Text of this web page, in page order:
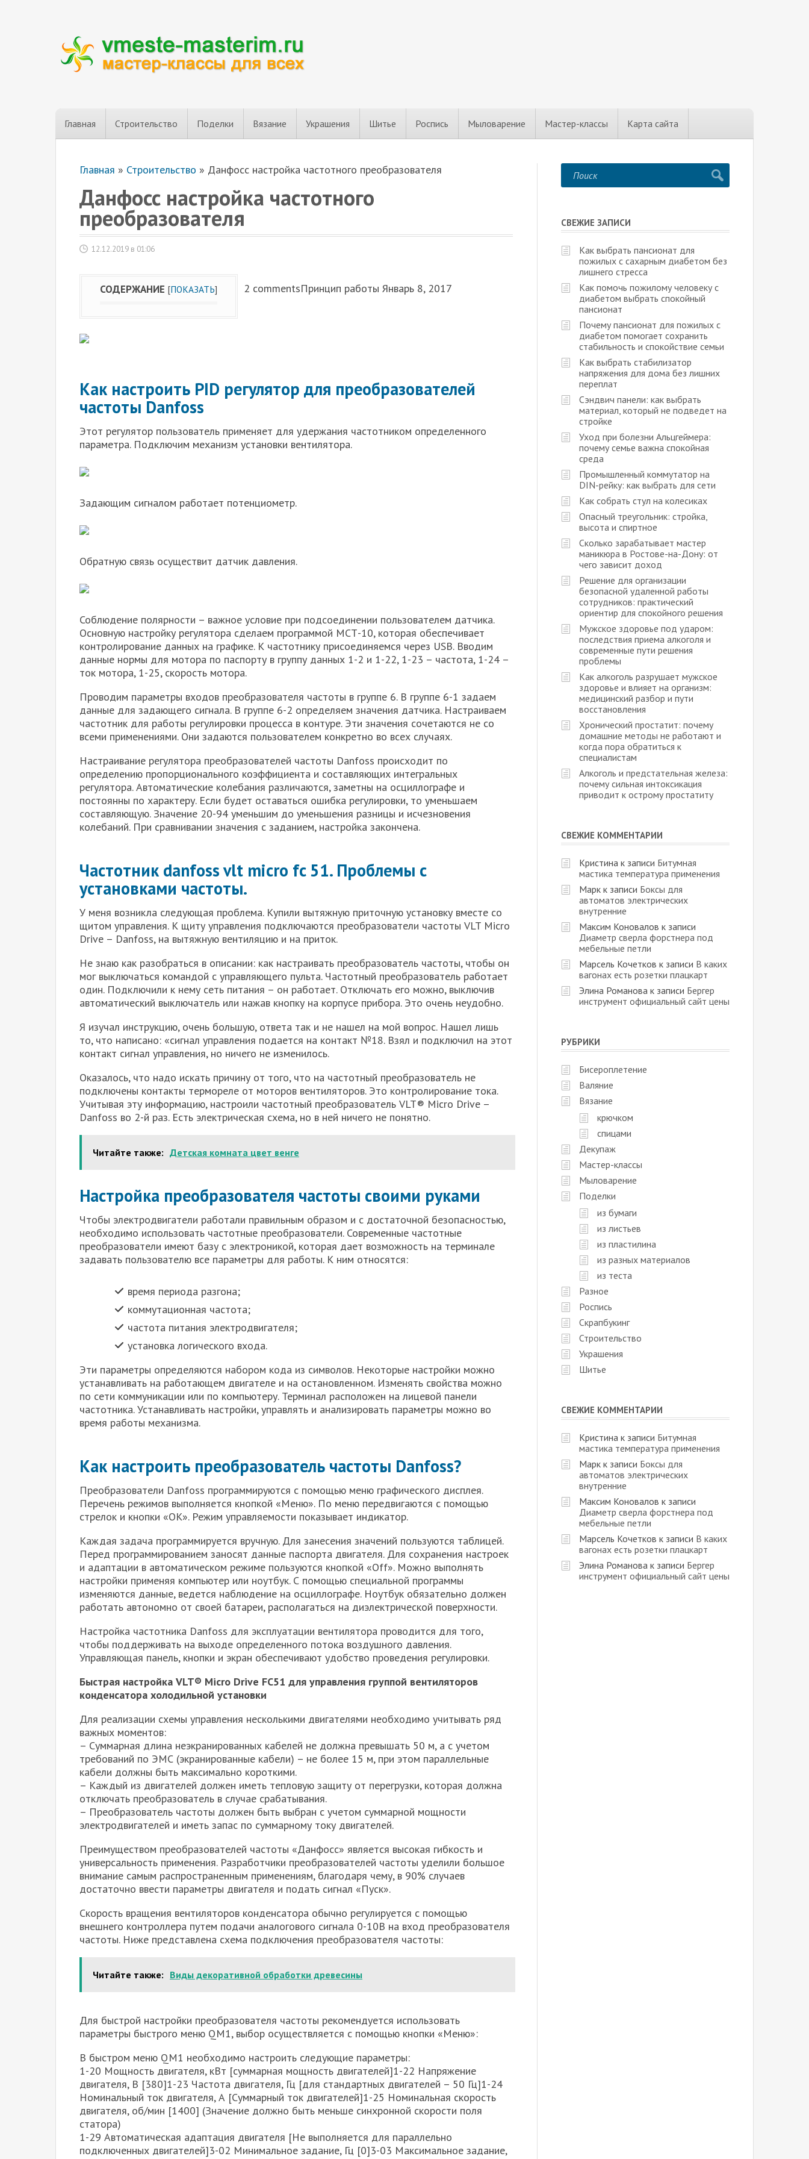
Главная Строительство Поделки Вязание Украшения Шитье Роспись Мыловарение Мастер-классы Карта сайта
Главная » Строительство » Данфосс настройка частотного преобразователя
Данфосс настройка частотного
преобразователя
12.12.2019 в 01:06
СОДЕРЖАНИЕ [ПОКАЗАТЬ] 2 commentsПринцип работы Январь 8, 2017
Как настроить PID регулятор для преобразователей
частоты Danfoss
Этот регулятор пользователь применяет для удержания частотником определенного
параметра. Подключим механизм установки вентилятора.
Задающим сигналом работает потенциометр.
Обратную связь осуществит датчик давления.
Соблюдение полярности – важное условие при подсоединении пользователем датчика.
Основную настройку регулятора сделаем программой МСТ-10, которая обеспечивает
контролирование данных на графике. К частотнику присоединяемся через USB. Вводим
данные нормы для мотора по паспорту в группу данных 1-2 и 1-22, 1-23 – частота, 1-24 –
ток мотора, 1-25, скорость мотора.
Проводим параметры входов преобразователя частоты в группе 6. В группе 6-1 задаем
данные для задающего сигнала. В группе 6-2 определяем значения датчика. Настраиваем
частотник для работы регулировки процесса в контуре. Эти значения сочетаются не со
всеми применениями. Они задаются пользователем конкретно во всех случаях.
Настраивание регулятора преобразователей частоты Danfoss происходит по
определению пропорционального коэффициента и составляющих интегральных
регулятора. Автоматические колебания различаются, заметны на осциллографе и
постоянны по характеру. Если будет оставаться ошибка регулировки, то уменьшаем
составляющую. Значение 20-94 уменьшим до уменьшения разницы и исчезновения
колебаний. При сравнивании значения с заданием, настройка закончена.
Частотник danfoss vlt micro fc 51. Проблемы с
установками частоты.
У меня возникла следующая проблема. Купили вытяжную приточную установку вместе со
щитом управления. К щиту управления подключаются преобразователи частоты VLT Micro
Drive – Danfoss, на вытяжную вентиляцию и на приток.
Не знаю как разобраться в описании: как настраивать преобразователь частоты, чтобы он
мог выключаться командой с управляющего пульта. Частотный преобразователь работает
один. Подключили к нему сеть питания – он работает. Отключать его можно, выключив
автоматический выключатель или нажав кнопку на корпусе прибора. Это очень неудобно.
Я изучал инструкцию, очень большую, ответа так и не нашел на мой вопрос. Нашел лишь
то, что написано: «сигнал управления подается на контакт №18. Взял и подключил на этот
контакт сигнал управления, но ничего не изменилось.
Оказалось, что надо искать причину от того, что на частотный преобразователь не
подключены контакты термореле от моторов вентиляторов. Это контролирование тока.
Учитывая эту информацию, настроили частотный преобразователь VLT® Micro Drive –
Danfoss во 2-й раз. Есть электрическая схема, но в ней ничего не понятно.
Читайте также: Детская комната цвет венге
Настройка преобразователя частоты своими руками
Чтобы электродвигатели работали правильным образом и с достаточной безопасностью,
необходимо использовать частотные преобразователи. Современные частотные
преобразователи имеют базу с электроникой, которая дает возможность на терминале
задавать пользователю все параметры для работы. К ним относятся:
время периода разгона;
коммутационная частота;
частота питания электродвигателя;
установка логического входа.
Эти параметры определяются набором кода из символов. Некоторые настройки можно
устанавливать на работающем двигателе и на остановленном. Изменять свойства можно
по сети коммуникации или по компьютеру. Терминал расположен на лицевой панели
частотника. Устанавливать настройки, управлять и анализировать параметры можно во
время работы механизма.
Как настроить преобразователь частоты Danfoss?
Преобразователи Danfoss программируются с помощью меню графического дисплея.
Перечень режимов выполняется кнопкой «Меню». По меню передвигаются с помощью
стрелок и кнопки «ОК». Режим управляемости показывает индикатор.
Каждая задача программируется вручную. Для занесения значений пользуются таблицей.
Перед программированием заносят данные паспорта двигателя. Для сохранения настроек
и адаптации в автоматическом режиме пользуются кнопкой «Off». Можно выполнять
настройки применяя компьютер или ноутбук. С помощью специальной программы
изменяются данные, ведется наблюдение на осциллографе. Ноутбук обязательно должен
работать автономно от своей батареи, располагаться на диэлектрической поверхности.
Настройка частотника Danfoss для эксплуатации вентилятора проводится для того,
чтобы поддерживать на выходе определенного потока воздушного давления.
Управляющая панель, кнопки и экран обеспечивают удобство проведения регулировки.
Быстрая настройка VLT® Micro Drive FC51 для управления группой вентиляторов
конденсатора холодильной установки
Для реализации схемы управления несколькими двигателями необходимо учитывать ряд
важных моментов:
– Суммарная длина неэкранированных кабелей не должна превышать 50 м, а с учетом
требований по ЭМС (экранированные кабели) – не более 15 м, при этом параллельные
кабели должны быть максимально короткими.
– Каждый из двигателей должен иметь тепловую защиту от перегрузки, которая должна
отключать преобразователь в случае срабатывания.
– Преобразователь частоты должен быть выбран с учетом суммарной мощности
электродвигателей и иметь запас по суммарному току двигателей.
Преимуществом преобразователей частоты «Данфосс» является высокая гибкость и
универсальность применения. Разработчики преобразователей частоты уделили большое
внимание самым распространенным применениям, благодаря чему, в 90% случаев
достаточно ввести параметры двигателя и подать сигнал «Пуск».
Скорость вращения вентиляторов конденсатора обычно регулируется с помощью
внешнего контроллера путем подачи аналогового сигнала 0-10В на вход преобразователя
частоты. Ниже представлена схема подключения преобразователя частоты:
Читайте также: Виды декоративной обработки древесины
Для быстрой настройки преобразователя частоты рекомендуется использовать
параметры быстрого меню QM1, выбор осуществляется с помощью кнопки «Меню»:
В быстром меню QM1 необходимо настроить следующие параметры:
1-20 Мощность двигателя, кВт [суммарная мощность двигателей]1-22 Напряжение
двигателя, В [380]1-23 Частота двигателя, Гц [для стандартных двигателей – 50 Гц]1-24
Номинальный ток двигателя, А [Суммарный ток двигателей]1-25 Номинальная скорость
двигателя, об/мин [1400] (Значение должно быть меньше синхронной скорости поля
статора)
1-29 Автоматическая адаптация двигателя [Не выполняется для параллельно
подключенных двигателей]3-02 Минимальное задание, Гц [0]3-03 Максимальное задание,
СВЕЖИЕ ЗАПИСИ
Как выбрать пансионат для
пожилых с сахарным диабетом без
лишнего стресса
Как помочь пожилому человеку с
диабетом выбрать спокойный
пансионат
Почему пансионат для пожилых с
диабетом помогает сохранить
стабильность и спокойствие семьи
Как выбрать стабилизатор
напряжения для дома без лишних
переплат
Сэндвич панели: как выбрать
материал, который не подведет на
стройке
Уход при болезни Альцгеймера:
почему семье важна спокойная
среда
Промышленный коммутатор на
DIN-рейку: как выбрать для сети
Как собрать стул на колесиках
Опасный треугольник: стройка,
высота и спиртное
Сколько зарабатывает мастер
маникюра в Ростове-на-Дону: от
чего зависит доход
Решение для организации
безопасной удаленной работы
сотрудников: практический
ориентир для спокойного решения
Мужское здоровье под ударом:
последствия приема алкоголя и
современные пути решения
проблемы
Как алкоголь разрушает мужское
здоровье и влияет на организм:
медицинский разбор и пути
восстановления
Хронический простатит: почему
домашние методы не работают и
когда пора обратиться к
специалистам
Алкоголь и предстательная железа:
почему сильная интоксикация
приводит к острому простатиту
СВЕЖИЕ КОММЕНТАРИИ
Кристина к записи Битумная
мастика температура применения
Марк к записи Боксы для
автоматов электрических
внутренние
Максим Коновалов к записи
Диаметр сверла форстнера под
мебельные петли
Марсель Кочетков к записи В каких
вагонах есть розетки плацкарт
Элина Романова к записи Бергер
инструмент официальный сайт цены
РУБРИКИ
Бисероплетение
Валяние
Вязание
крючком
спицами
Декупаж
Мастер-классы
Мыловарение
Поделки
из бумаги
из листьев
из пластилина
из разных материалов
из теста
Разное
Роспись
Скрапбукинг
Строительство
Украшения
Шитье
СВЕЖИЕ КОММЕНТАРИИ
Кристина к записи Битумная
мастика температура применения
Марк к записи Боксы для
автоматов электрических
внутренние
Максим Коновалов к записи
Диаметр сверла форстнера под
мебельные петли
Марсель Кочетков к записи В каких
вагонах есть розетки плацкарт
Элина Романова к записи Бергер
инструмент официальный сайт цены